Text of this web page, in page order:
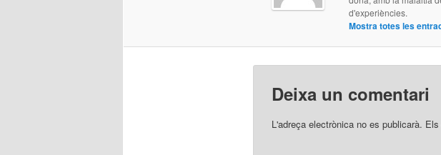
d'experiències.
Mostra totes les
Deixa un comentari
L'adreça electrònica no es publicarà.